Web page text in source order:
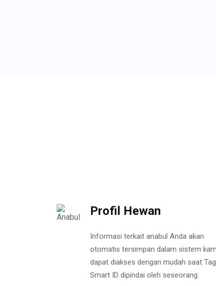
Profil Hewan
Informasi terkait anabul Anda akan
otomatis tersimpan dalam sistem
dapat diakses dengan mudah saat Tag
Smart ID dipindai oleh seseorang.